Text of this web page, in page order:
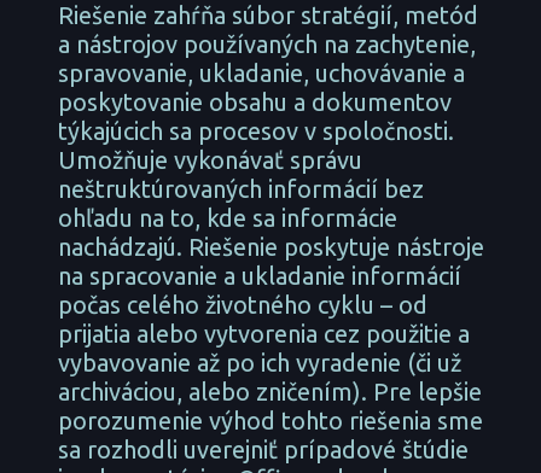
Riešenie zahŕňa súbor stratégií, metód
a nástrojov používaných na zachytenie,
spravovanie, ukladanie, uchovávanie a
poskytovanie obsahu a dokumentov
týkajúcich sa procesov v spoločnosti.
Umožňuje vykonávať správu
neštruktúrovaných informácií bez
ohľadu na to, kde sa informácie
nachádzajú. Riešenie poskytuje nástroje
na spracovanie a ukladanie informácií
počas celého životného cyklu – od
prijatia alebo vytvorenia cez použitie a
vybavovanie až po ich vyradenie (či už
archiváciou, alebo zničením). Pre lepšie
porozumenie výhod tohto riešenia sme
sa rozhodli uverejniť prípadové štúdie